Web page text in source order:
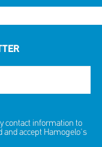
contact information to
and accept Hamogelo's